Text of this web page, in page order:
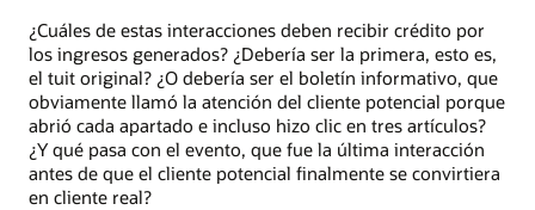
¿Cuáles de estas interacciones deben recibir crédito por
los ingresos generados? ¿Debería ser la primera, esto es,
el tuit original? ¿O debería ser el boletín informativo, que
obviamente llamó la atención del cliente potencial porque
abrió cada apartado e incluso hizo clic en tres artículos?
¿Y qué pasa con el evento, que fue la última interacción
antes de que el cliente potencial finalmente se convirtiera
en cliente real?